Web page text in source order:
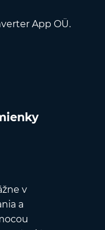
App OÜ.
v
a